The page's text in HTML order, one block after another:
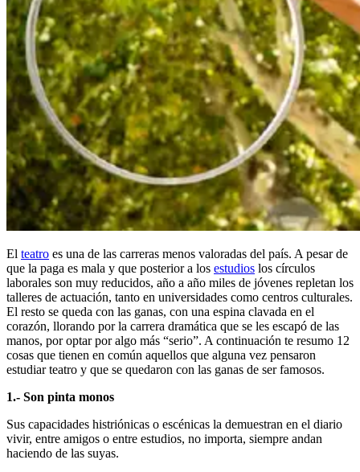
El teatro es una de las carreras menos valoradas del país. A pesar de
que la paga es mala y que posterior a los estudios los círculos
laborales son muy reducidos, año a año miles de jóvenes repletan los
talleres de actuación, tanto en universidades como centros culturales.
El resto se queda con las ganas, con una espina clavada en el
corazón, llorando por la carrera dramática que se les escapó de las
manos, por optar por algo más “serio”. A continuación te resumo 12
cosas que tienen en común aquellos que alguna vez pensaron
estudiar teatro y que se quedaron con las ganas de ser famosos.
1.- Son pinta monos
Sus capacidades histriónicas o escénicas la demuestran en el diario
vivir, entre amigos o entre estudios, no importa, siempre andan
haciendo de las suyas.